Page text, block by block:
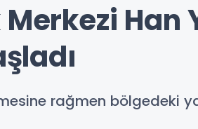
Han
rağmen bölgedeki